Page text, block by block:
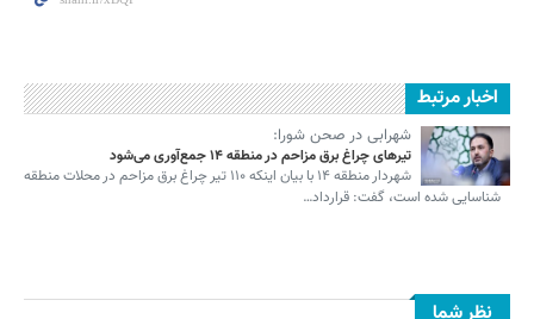
اخبار مرتبط
شهرابی در صحن شورا:
تیرهای چراغ برق مزاحم در منطقه ۱۴ جمع‌آوری می‌شود
شهردار منطقه ۱۴ با بیان اینکه ۱۱۰ تیر چراغ برق مزاحم در محلات منطقه
شناسایی شده است، گفت: قرارداد…